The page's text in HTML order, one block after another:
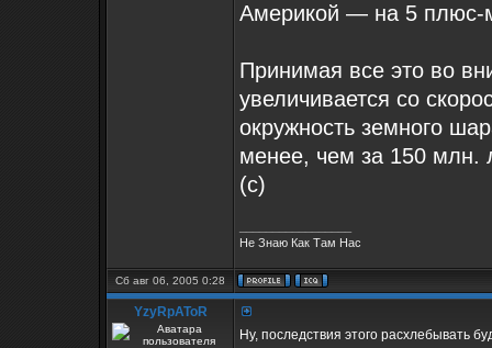
Америкой — на 5 плюс-
Принимая все это во
увеличивается со
окружность земного
менее, чем за 150 млн.
(с)
Не Знаю Как Там Нас
Сб авг 06, 2005 0:28
YzyRpAToR
Ну, последствия этого расхлебывать